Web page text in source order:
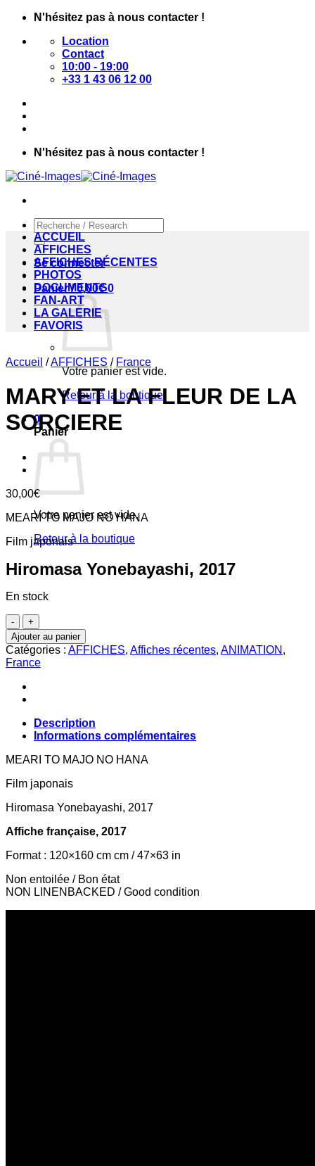
Passer
contenu
N'hésitez pas à nous contacter !
Location
Contact
10:00 - 19:00
+33 1 43 06 12 00
N'hésitez pas à nous contacter !
Recherche
pour :
Se connecter
Panier /0,00€ 0
Votre panier est vide.
Retour à la boutique
0
Panier
Votre panier est vide.
Retour à la boutique
ACCUEIL
AFFICHES
AFFICHES RÉCENTES
PHOTOS
DOCUMENTS
FAN-ART
LA GALERIE
FAVORIS
Accueil /AFFICHES / France
MARY ET LA FLEUR DE LA
SORCIERE
30,00€
MEARI TO MAJO NO HANA
Film japonais
Hiromasa Yonebayashi, 2017
En stock
quantité
de
MARY
ET
LA
FLEUR
DE
SORCIERE
Ajouter au panier
Catégories : AFFICHES, Affiches récentes, ANIMATION ,
France
Description
Informations complémentaires
MEARI TO MAJO NO HANA
Film japonais
Hiromasa Yonebayashi, 2017
Affiche française, 2017
Format : 120×160 cm cm / 47×63 in
Non entoilée / Bon état
NON LINENBACKED / Good condition